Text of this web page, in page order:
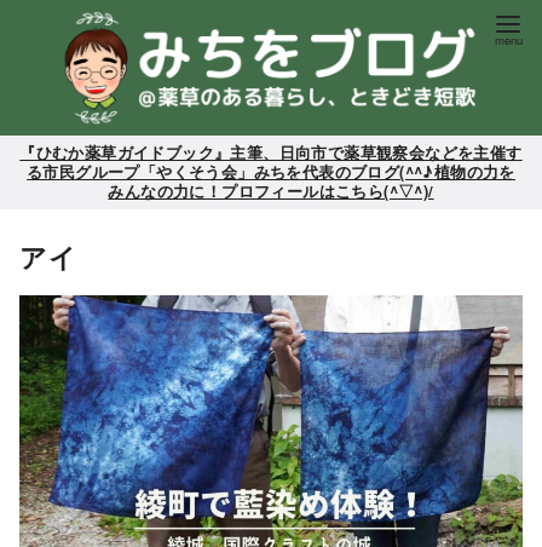
『ひむか薬草ガイドブック』主筆、日向市で薬草観察会などを主催す
る市民グループ「やくそう会」みちを代表のブログ(^^♪植物の力を
みんなの力に！プロフィールはこちら(^▽^)/
アイ